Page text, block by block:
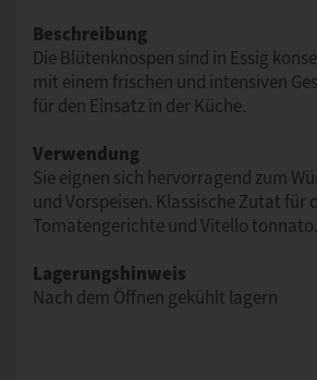
Beschreibung
Die Blütenknospen sind in Essig
mit einem frischen und intensiven
für den Einsatz in der Küche.
Verwendung
Sie eignen sich hervorragend zum
und Vorspeisen. Klassische Zutat für
Tomatengerichte und Vitello tonnato.
Lagerungshinweis
Nach dem Öffnen gekühlt lagern